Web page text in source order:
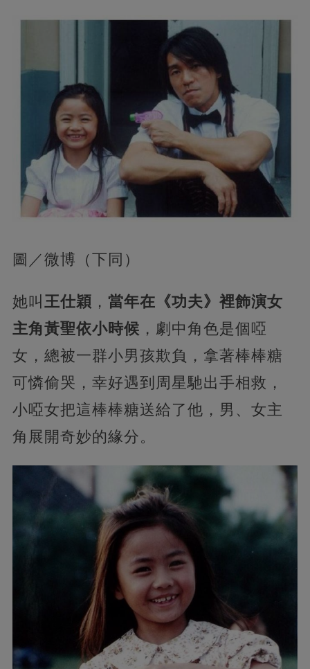
圖／微博（下同）
她叫 王仕穎 ， 當年在《功夫》裡飾演女
主角黃聖依小時候 ，劇中角色是個啞
女，總被一群小男孩欺負，拿著棒棒糖
可憐偷哭，幸好遇到周星馳出手相救，
小啞女把這棒棒糖送給了他，男、女主
角展開奇妙的緣分。